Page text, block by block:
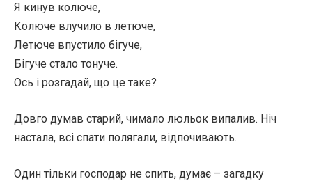
Я кинув колюче,
Колюче влучило в летюче,
Летюче впустило бігуче,
Бігуче стало тонуче.
Ось і розгадай, що це таке?
Довго думав старий, чимало люльок випалив. Ніч
настала, всі спати полягали, відпочивають.
Один тільки господар не спить, думає – загадку